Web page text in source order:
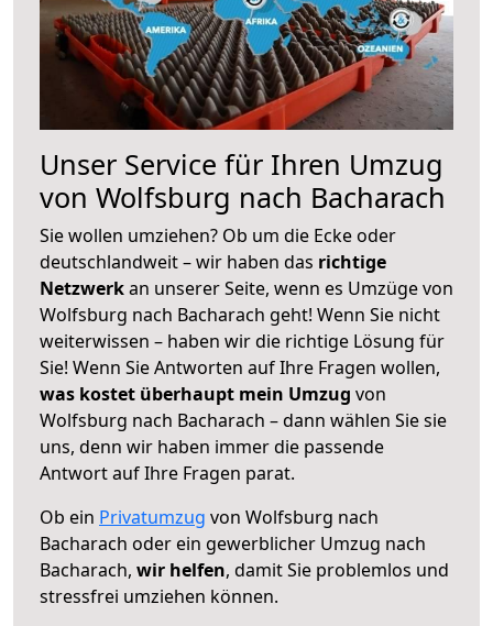
Unser Service für Ihren Umzug
von Wolfsburg nach Bacharach
Sie wollen umziehen? Ob um die Ecke oder
deutschlandweit – wir haben das richtige
Netzwerkan unserer Seite, wenn es Umzüge von
Wolfsburg nach Bacharach geht! Wenn Sie nicht
weiterwissen – haben wir die richtige Lösung für
Sie! Wenn Sie Antworten auf Ihre Fragen wollen,
was kostet überhaupt mein Umzug von
Wolfsburg nach Bacharach – dann wählen Sie sie
uns, denn wir haben immer die passende
Antwort auf Ihre Fragen parat.
Ob ein Privatumzug von Wolfsburg nach
Bacharach oder ein gewerblicher Umzug nach
Bacharach, wir helfen, damit Sie problemlos und
stressfrei umziehen können.